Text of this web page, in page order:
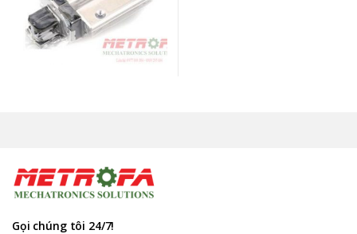
Gọi chúng tôi 24/7!